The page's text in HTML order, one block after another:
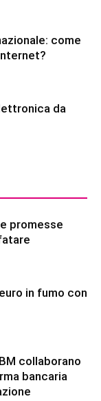
come
da
promesse
in fumo con
collaborano
bancaria